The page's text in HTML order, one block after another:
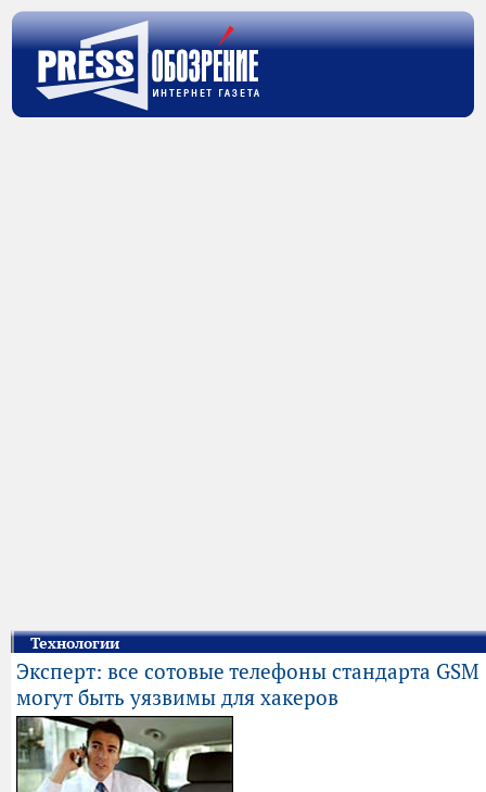
Технологии
Эксперт: все сотовые телефоны стандарта GSM
могут быть уязвимы для хакеров